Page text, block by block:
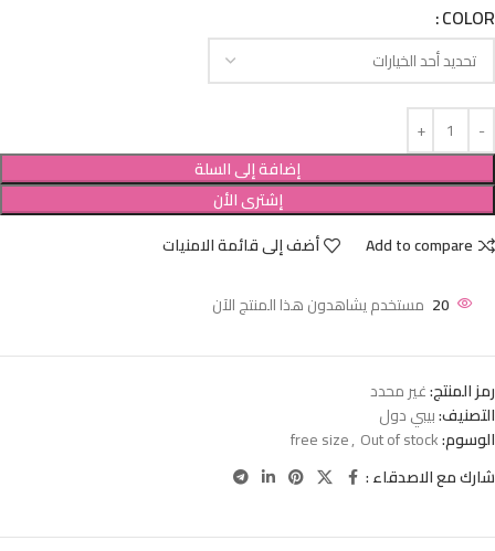
COLOR
إضافة إلى السلة
إشترى الأن
Add to compare
أضف إلى قائمة الامنيات
20 مستخدم يشاهدون هذا المنتج الآن
رمز المنتج:غير محدد
التصنيف:بيبي دول
الوسوم:
free size, Out of stock
شارك مع الاصدقاء :